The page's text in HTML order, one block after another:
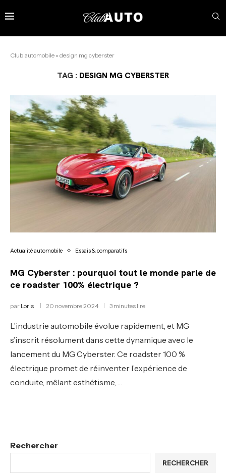
Club automobile » design mg cyberster
TAG : DESIGN MG CYBERSTER
Actualité automobile Essais & comparatifs
MG Cyberster : pourquoi tout le monde parle de
ce roadster 100% électrique ?
par Loris 20 novembre 2024 3 minutes lire
L’industrie automobile évolue rapidement, et MG
s’inscrit résolument dans cette dynamique avec le
lancement du MG Cyberster. Ce roadster 100 %
électrique promet de réinventer l’expérience de
conduite, mêlant esthétisme, …
Rechercher
RECHERCHER